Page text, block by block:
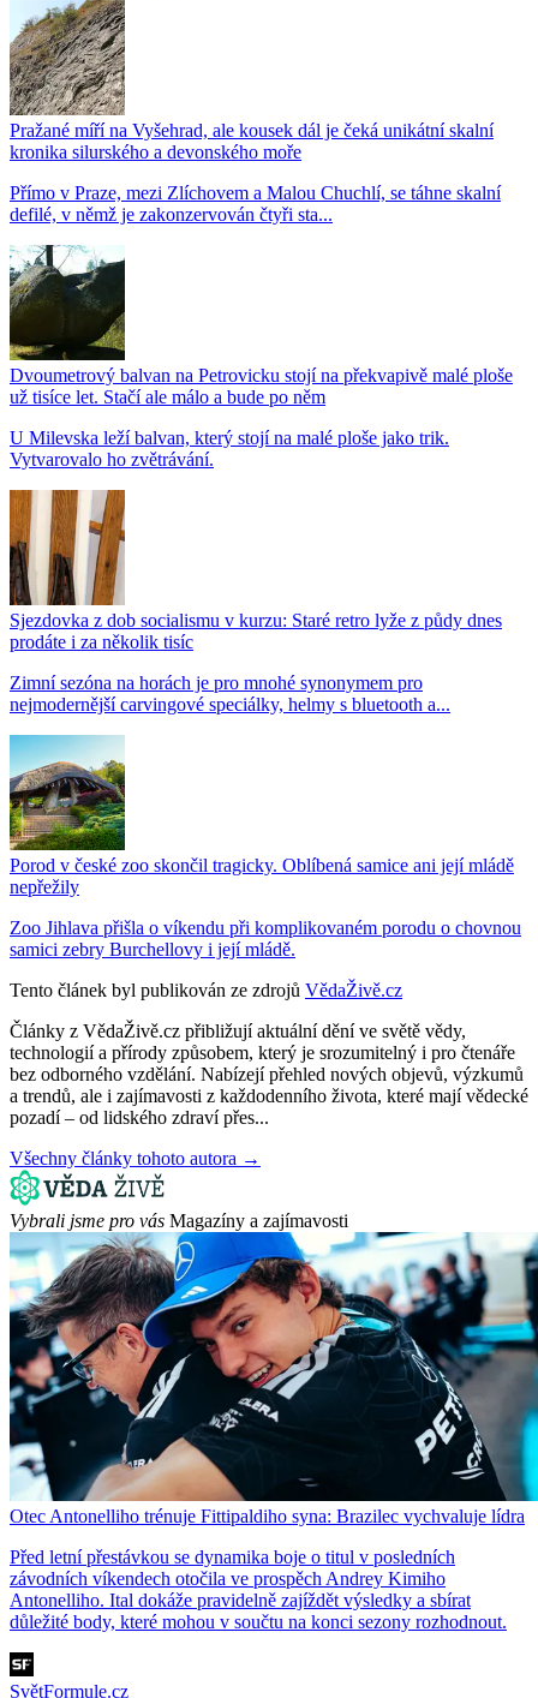
Pražané míří na Vyšehrad, ale kousek dál je čeká unikátní skalní
kronika silurského a devonského moře
Přímo v Praze, mezi Zlíchovem a Malou Chuchlí, se táhne skalní
defilé, v němž je zakonzervován čtyři sta...
Dvoumetrový balvan na Petrovicku stojí na překvapivě malé ploše
už tisíce let. Stačí ale málo a bude po něm
U Milevska leží balvan, který stojí na malé ploše jako trik.
Vytvarovalo ho zvětrávání.
Sjezdovka z dob socialismu v kurzu: Staré retro lyže z půdy dnes
prodáte i za několik tisíc
Zimní sezóna na horách je pro mnohé synonymem pro
nejmodernější carvingové speciálky, helmy s bluetooth a...
Porod v české zoo skončil tragicky. Oblíbená samice ani její mládě
nepřežily
Zoo Jihlava přišla o víkendu při komplikovaném porodu o chovnou
samici zebry Burchellovy i její mládě.
Tento článek byl publikován ze zdrojů VědaŽivě.cz
Články z VědaŽivě.cz přibližují aktuální dění ve světě vědy,
technologií a přírody způsobem, který je srozumitelný i pro čtenáře
bez odborného vzdělání. Nabízejí přehled nových objevů, výzkumů
a trendů, ale i zajímavosti z každodenního života, které mají vědecké
pozadí – od lidského zdraví přes...
Všechny články tohoto autora →
Vybrali jsme pro vás Magazíny a zajímavosti
Otec Antonelliho trénuje Fittipaldiho syna: Brazilec vychvaluje lídra
Před letní přestávkou se dynamika boje o titul v posledních
závodních víkendech otočila ve prospěch Andrey Kimiho
Antonelliho. Ital dokáže pravidelně zajíždět výsledky a sbírat
důležité body, které mohou v součtu na konci sezony rozhodnout.
SvětFormule.cz